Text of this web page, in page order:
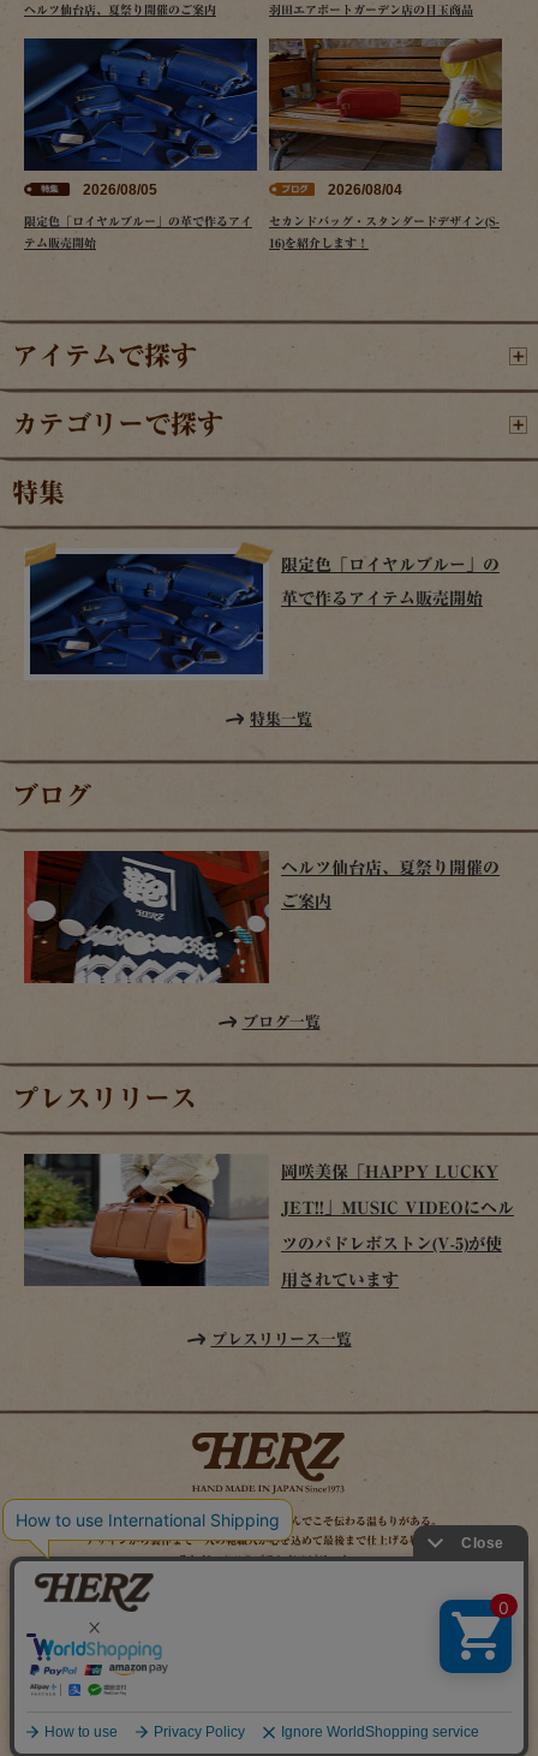
ヘルツ仙台店、夏祭り開催のご案内 羽田エアポートガーデン店の目玉商品
2026/08/05
限定色「ロイヤルブルー」の革で作るアイ
テム販売開始
2026/08/04
セカンドバッグ・スタンダードデザイン(S-
16)を紹介します！
アイテムで探す
カテゴリーで探す
特集
限定色「ロイヤルブルー」の
革で作るアイテム販売開始
特集一覧
ブログ
ヘルツ仙台店、夏祭り開催の
ご案内
ブログ一覧
プレスリリース
岡咲美保「HAPPY LUCKY
JET!!」MUSIC VIDEOにヘル
ツのパドレボストン(V-5)が使
用されています
プレスリリース一覧
時を経てこそ解る味わいがある。使い込んでこそ伝わる温もりがある。
デザインから製作まで一人の鞄職人が心を込めて最後まで仕上げる鞄作り。
それがヘルツのブランドスピリット。
MAIL MAGAZINE
X（旧TWITTER）
YOUTUBE